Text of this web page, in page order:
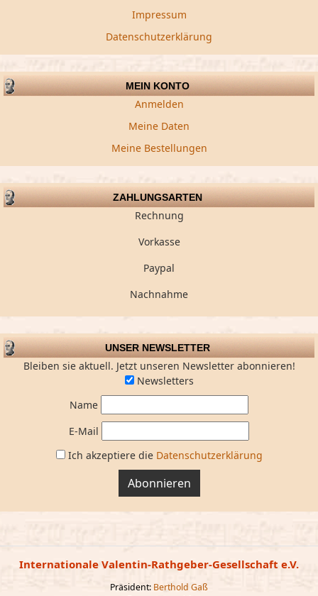
Impressum
Datenschutzerklärung
MEIN KONTO
Anmelden
Meine Daten
Meine Bestellungen
ZAHLUNGSARTEN
Rechnung
Vorkasse
Paypal
Nachnahme
UNSER NEWSLETTER
Bleiben sie aktuell. Jetzt unseren Newsletter abonnieren!
Newsletters
Name
E-Mail
Ich akzeptiere die Datenschutzerklärung
Abonnieren
Internationale Valentin-Rathgeber-Gesellschaft e.V.
Präsident: Berthold Gaß